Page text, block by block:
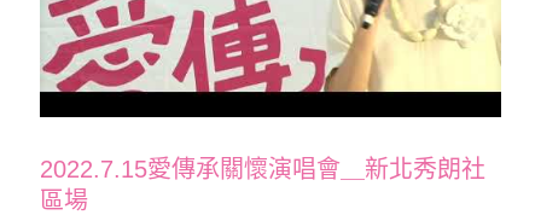
2022.7.15愛傳承關懷演唱會＿新北秀朗社
區場